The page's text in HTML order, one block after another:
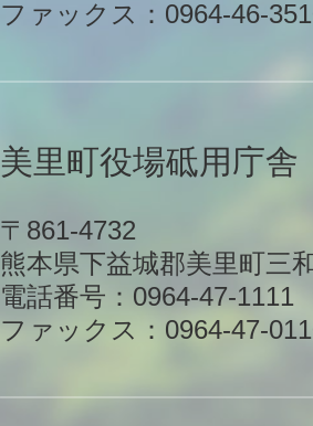
ファックス：0964-46-
美里町役場砥用庁舎
〒861-4732
熊本県下益城郡美里町三
電話番号：0964-47-1111
ファックス：0964-47-